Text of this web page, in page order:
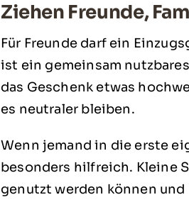
Ziehen Freunde,
Für Freunde darf ein
ist ein gemeinsam
das Geschenk etwas
es neutraler bleiben.
Wenn jemand in die erste
besonders hilfreich. Kleine
genutzt werden können